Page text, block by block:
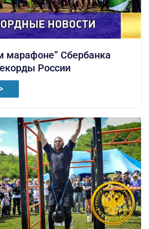
марафоне” Сбербанка
России